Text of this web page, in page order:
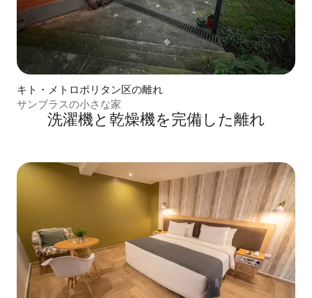
キト・メトロポリタン区の離れ
サンブラスの小さな家
洗濯機と乾燥機を完備した離れ